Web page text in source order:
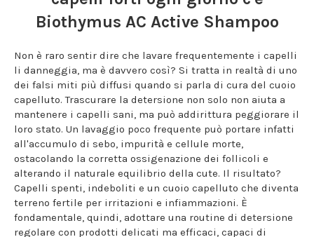
Biothymus AC Active Shampoo
Non è raro sentir dire che lavare frequentemente i capelli
li danneggia, ma è davvero così? Si tratta in realtà di uno
dei falsi miti più diffusi quando si parla di cura del cuoio
capelluto. Trascurare la detersione non solo non aiuta a
mantenere i capelli sani, ma può addirittura peggiorare il
loro stato. Un lavaggio poco frequente può portare infatti
all'accumulo di sebo, impurità e cellule morte,
ostacolando la corretta ossigenazione dei follicoli e
alterando il naturale equilibrio della cute. Il risultato?
Capelli spenti, indeboliti e un cuoio capelluto che diventa
terreno fertile per irritazioni e infiammazioni. È
fondamentale, quindi, adottare una routine di detersione
regolare con prodotti delicati ma efficaci, capaci di